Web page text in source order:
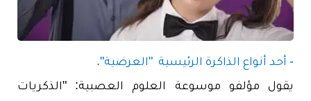
- أحد أنواع الذاكرة الرئيسية "العرضية".
يقول مؤلفو موسوعة العلوم العصبية: "الذكريات